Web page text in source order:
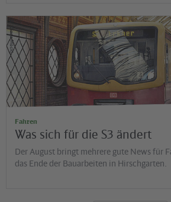
Diana Möckl
Fahren
Was sich für die S3 ändert
Der August bringt mehrere gute News für
das Ende der Bauarbeiten in Hirschgarten.